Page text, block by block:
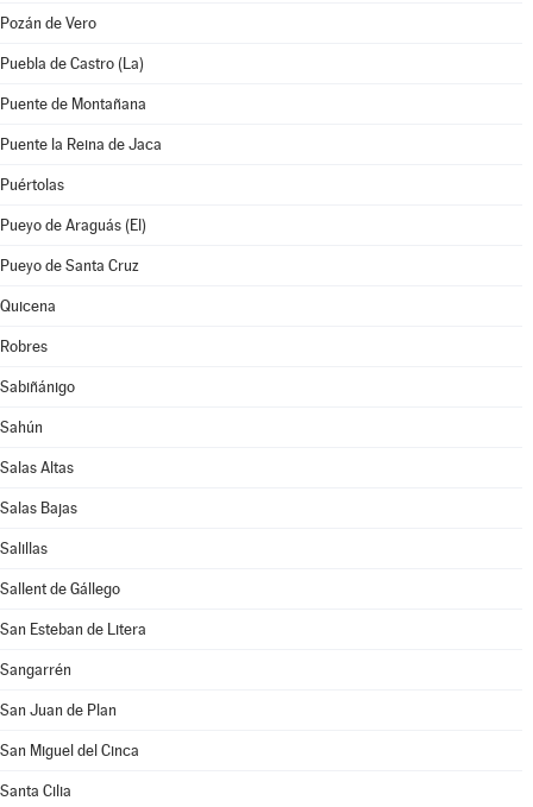
Pozán de Vero
Puebla de Castro (La)
Puente de Montañana
Puente la Reina de Jaca
Puértolas
Pueyo de Araguás (El)
Pueyo de Santa Cruz
Quicena
Robres
Sabiñánigo
Sahún
Salas Altas
Salas Bajas
Salillas
Sallent de Gállego
San Esteban de Litera
Sangarrén
San Juan de Plan
San Miguel del Cinca
Santa Cilia